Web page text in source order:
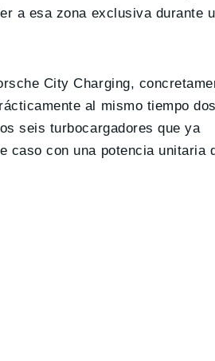
a esa zona exclusiva durante
City Charging,
al mismo tiempo dos
seis turbocargadores que ya
caso con una potencia unitaria